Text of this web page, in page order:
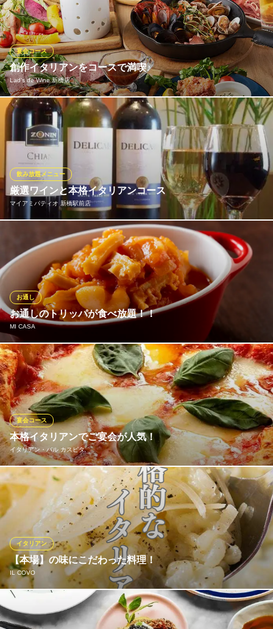
た、シェフこだわりの創作イタリアンをご提供。名物「カッソー
ロペスカトーレ」をはじめ、素材の旨味を凝縮したアクアパッツ
ァなど、目にも鮮やかな一皿が揃います。 飲み放題付きコースは
5,000円からご用意。至福のひとときをお過ごしください。
Cassolo【カッソーロ】
新橋で貸切Party
JR新橋駅 徒歩5分
東京都港区新橋4-1-1 新虎通りCORE2F
創作イタリアンをコースで満喫♪
Lad’s de Wine 新橋店
宴会コース
生パスタやピッツァ、アヒージョなど、当店自慢のイタリアンを
リーズナブルに楽しめるパーティープラン3,000円(税抜)～ご用
意！全コースにゆったり楽しめる3時間飲み放題付♪2名様からご利
用いただけますので、女子会や少人数でのご宴会利用におすすめ
です。
Lad’s de Wine 新橋店
ワインバル
ＪＲ新橋駅日比谷口 徒歩1分
東京都港区新橋1-15-4 相鉄フレッサイン別館1F
厳選ワインと本格イタリアンコース
マイアミパティオ 新橋駅前店
飲み放題メニュー
前菜からデザートまで人気イタリアンが楽しめる飲み放題付コー
スを4,200円～ご用意！ドリンクは、赤白約30種のワインをはじ
め、ウイスキー、日本酒、焼酎、カクテルまで豊富に取り揃えて
います。お料理とドリンクを心ゆくまで満喫できる、大変お得な
コースで、各種ご宴会やパーティーをお楽しみください◎
マイアミパティオ 新橋駅前店
ＪＲ新橋駅 徒歩1分
東京都港区新橋2-6-2 新橋アイマークビル1F
お通しのトリッパが食べ放題！！
MI CASA
お通し
利益を度外視して、とことん素材にこだわっています。 お通しで
ご用意している「トリッパと白隠元豆のトマト煮」が食べ放題で
す！お一人様500円頂戴しているチャージ料にふくまれています。
本場イタリアの味を是非ご堪能ください！！
MI CASA
イタリアンバル
ＪＲ新橋駅汐留口 徒歩1分
東京都港区新橋2-20-15 新橋駅前ビル1号館2F
本格イタリアンでご宴会が人気！
イタリアン・バル カスピタ
宴会コース
生地から手作りの本格ピッツァは外はカリカリ中はモチモチのナ
ポリ風。 チーズがたっぷりなので、ワインと一緒にお楽しみ下さ
い♪
イタリアン・バル カスピタ
大型スクリーン付貸切
ＪＲ新橋駅日比谷口 徒歩4分
東京都港区新橋2-12-15 田中田村町ビル1F
【本場】の味にこだわった料理！
IL COVO
イタリアン
【本場】の味にこだわったイタリアン料理。 総料理長がイタリア
現地で勉強したイタリア料理の数々を、リーズナブルに楽しめる